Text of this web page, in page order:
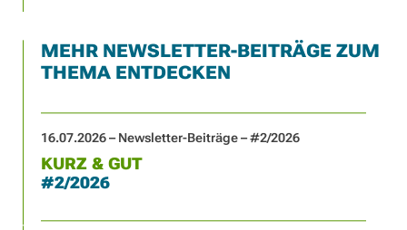
MEHR NEWSLETTER-BEITRÄGE ZUM
THEMA ENTDECKEN
16.07.2026 – Newsletter-Beiträge – #2/2026
KURZ & GUT
#2/2026